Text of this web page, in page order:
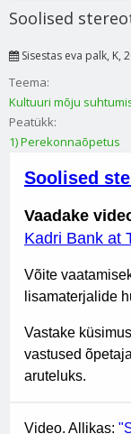
Soolised
Sisestas eva palk, K,
Teema:
Kultuuri mõju
Peatükk:
1) Perekonnaõpetus